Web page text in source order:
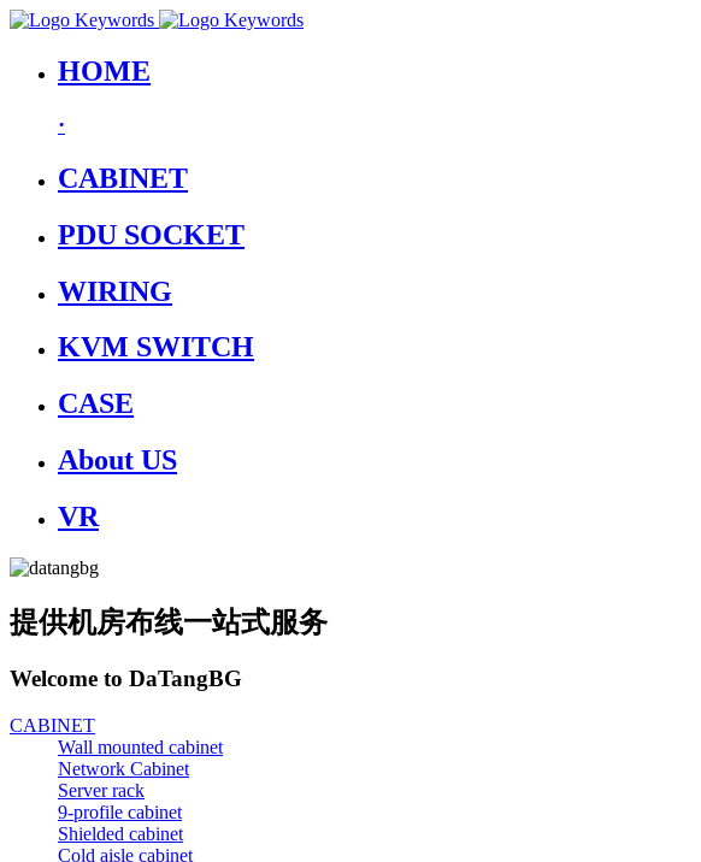
HOME
·
CABINET
PDU SOCKET
WIRING
KVM SWITCH
CASE
About US
VR
提供机房布线一站式服务
Welcome to DaTangBG
CABINET
Wall mounted cabinet
Network Cabinet
Server rack
9-profile cabinet
Shielded cabinet
Cold aisle cabinet